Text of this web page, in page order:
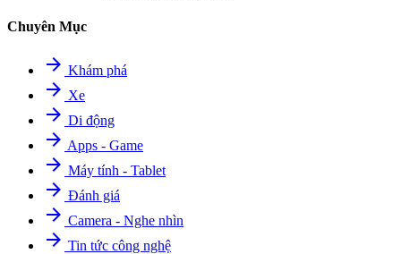
Chuyên Mục
arrow_forward Khám phá
arrow_forward Xe
arrow_forward Di động
arrow_forward Apps - Game
arrow_forward Máy tính - Tablet
arrow_forward Đánh giá
arrow_forward Camera - Nghe nhìn
arrow_forward Tin tức công nghệ